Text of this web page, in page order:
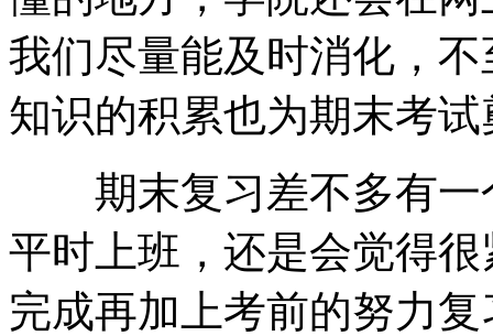
我们尽量能及时消化，
知识的积累也为期末考
期末复习差不多有一
平时上班，还是会觉得
完成再加上考前的努力